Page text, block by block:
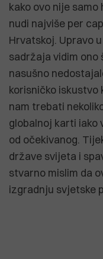
kako ovo nije
nudi najviše per
Hrvatskoj. Upravo
sadržaja vidim
nasušno
korisničko iskustvo
nam trebati
globalnoj karti iako
od očekivanog.
države svijeta i
stvarno mislim da
izgradnju svjetske